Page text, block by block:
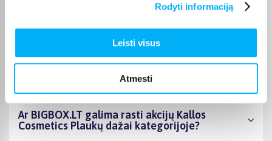
Rodyti informaciją
Leisti visus
Atmesti
Kokie Kallos Cosmetics Plaukų dažai
Kiek prekių yra Kallos Cosmetics Plaukų dažai
kategorijos asortimente ir kokia žemiausia
Ar BIGBOX.LT galima rasti akcijų Kallos
Cosmetics Plaukų dažai kategorijoje?